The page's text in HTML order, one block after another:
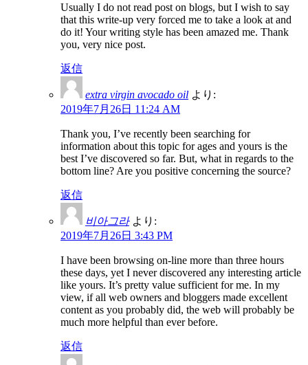
Usually I do not read post on blogs, but I wish to say
that this write-up very forced me to take a look at and
do it! Your writing style has been amazed me. Thank
you, very nice post.
返信
extra virgin avocado oil より:
2019年7月26日 11:24 AM
Thank you, I’ve recently been searching for
information about this topic for ages and yours is the
best I’ve discovered so far. But, what in regards to the
bottom line? Are you positive concerning the source?
返信
비아그라 より:
2019年7月26日 3:43 PM
I have been browsing on-line more than three hours
these days, yet I never discovered any interesting article
like yours. It’s pretty value sufficient for me. In my
view, if all web owners and bloggers made excellent
content as you probably did, the web will probably be
much more helpful than ever before.
返信